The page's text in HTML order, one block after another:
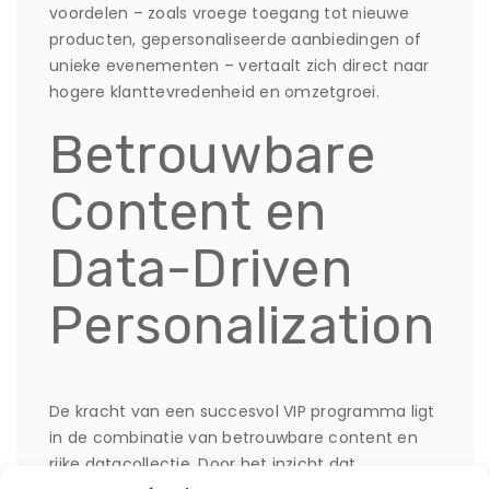
voordelen – zoals vroege toegang tot nieuwe
producten, gepersonaliseerde aanbiedingen of
unieke evenementen – vertaalt zich direct naar
hogere klanttevredenheid en omzetgroei.
Betrouwbare
Content en
Data-Driven
Personalization
De kracht van een succesvol VIP programma ligt
in de combinatie van betrouwbare content en
rijke datacollectie. Door het inzicht dat